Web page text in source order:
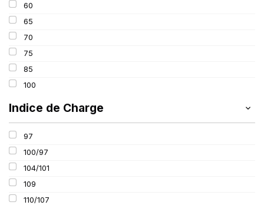
325
60
65
70
75
85
100
Indice de Charge
97
100/97
104/101
109
110/107